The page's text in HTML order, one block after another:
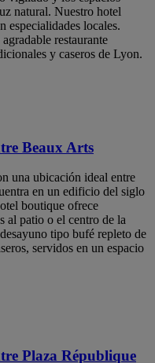
natural. Nuestro hotel
especialidades locales.
restaurante
y caseros de Lyon.
Beaux Arts
una ubicación ideal entre
en un edificio del siglo
boutique ofrece
al patio o el centro de la
tipo bufé repleto de
servidos en un espacio
Plaza République